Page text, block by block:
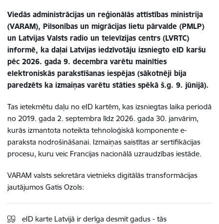
Viedās administrācijas un reģionālās attīstības ministrija
(VARAM), Pilsonības un migrācijas lietu pārvalde (PMLP)
un Latvijas Valsts radio un televīzijas centrs (LVRTC)
informē, ka daļai Latvijas iedzīvotāju izsniegto eID karšu
pēc 2026. gada 9. decembra varētu mainīties
elektroniskās parakstīšanas iespējas (sākotnēji bija
paredzēts ka izmaiņas varētu stāties spēkā š.g. 9. jūnijā).
Tas ietekmētu daļu no eID kartēm, kas izsniegtas laika periodā
no 2019. gada 2. septembra līdz 2026. gada 30. janvārim,
kurās izmantota noteikta tehnoloģiskā komponente e-
paraksta nodrošināšanai. Izmaiņas saistītas ar sertifikācijas
procesu, kuru veic Francijas nacionālā uzraudzības iestāde.
VARAM valsts sekretāra vietnieks digitālās transformācijas
jautājumos Gatis Ozols:
eID karte Latvijā ir derīga desmit gadus - tās